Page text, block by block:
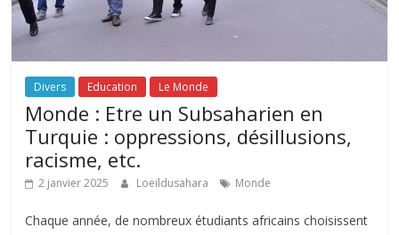
Divers Education Le Monde
Monde : Etre un Subsaharien en
Turquie : oppressions, désillusions,
racisme, etc.
2 janvier 2025 Loeildusahara Monde
Chaque année, de nombreux étudiants africains choisissent